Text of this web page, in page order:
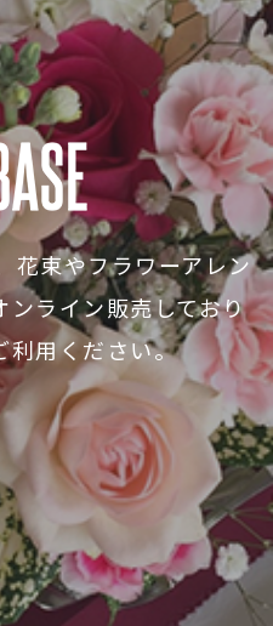
花束やフラワーアレン
ンライン販売しており
利用ください。